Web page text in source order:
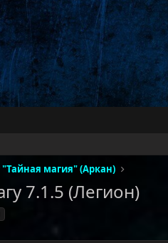
"Тайная магия" (Аркан)
7.1.5 (Легион)